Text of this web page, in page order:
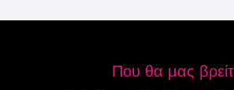
Που θα μας